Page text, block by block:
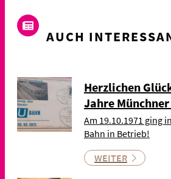
AUCH
Herzlichen
Jahre
Am 19.10.1971 ging
Bahn in Betrieb!
WEITER